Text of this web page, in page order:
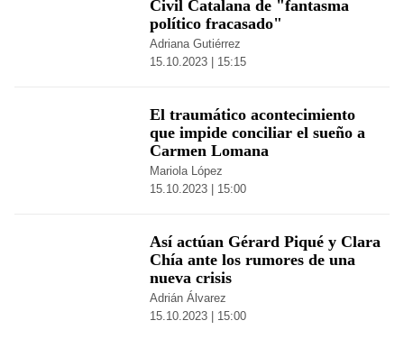
Civil Catalana de "fantasma
político fracasado"
Adriana Gutiérrez
15.10.2023 | 15:15
El traumático acontecimiento
que impide conciliar el sueño a
Carmen Lomana
Mariola López
15.10.2023 | 15:00
Así actúan Gérard Piqué y Clara
Chía ante los rumores de una
nueva crisis
Adrián Álvarez
15.10.2023 | 15:00